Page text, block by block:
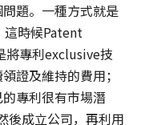
題。一種方式就是
這時候Patent
將專利exclusive技
證及維持的費用；
專利很有市場潛
後成立公司，再利用